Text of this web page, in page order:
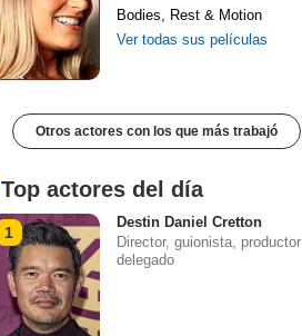
Bodies, Rest & Motion
Ver todas sus películas
Otros actores con los que más trabajó
Top actores del día
1
Destin Daniel Cretton
Director, guionista, productor
delegado